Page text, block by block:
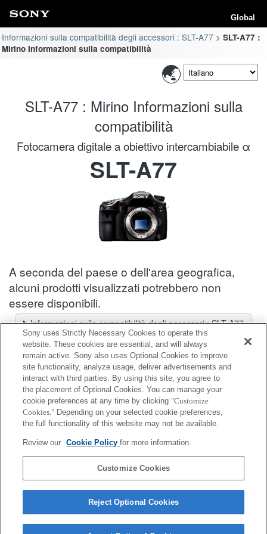
Global
Informazioni sulla compatibilità degli accessori : SLT-A77
SLT-A77 :
Mirino Informazioni sulla compatibilità
SLT-A77 : Mirino Informazioni sulla
compatibilità
Fotocamera digitale a obiettivo intercambiabile α
SLT-A77
A seconda del paese o dell'area geografica,
alcuni prodotti visualizzati potrebbero non
essere disponibili.
Informazioni sulla compatibilità degli accessori : SLT-A77
Selettore obiettivi
Seleziona un obiettivo consigliato per le foto che desideri scattare
Mirino
Completamente compatibile
FDA-A1AM
Sony uses Strictly Necessary Cookies to operate this
website. These cookies are essential, and will always
remain active. Sony also uses Optional Cookies to improve
site functionality, analyze usage, deliver advertisements and
interact with third parties. By using this site, you agree to
the placement of Optional Cookies. You can manage your
cookie preferences at any time by clicking "Customize
Cookies." Depending on your selected cookie preferences,
the full functionality of this website may not be available.
Review our Cookie Policyfor more information.
Customize Cookies
Reject Optional Cookies